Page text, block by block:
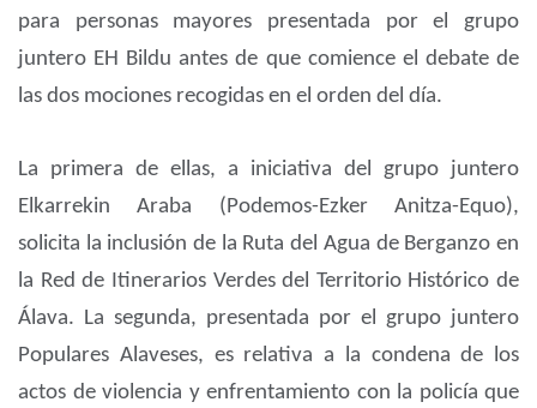
para personas mayores presentada por el grupo
juntero EH Bildu antes de que comience el debate de
las dos mociones recogidas en el orden del día.
La primera de ellas, a iniciativa del grupo juntero
Elkarrekin Araba (Podemos-Ezker Anitza-Equo),
solicita la inclusión de la Ruta del Agua de Berganzo en
la Red de Itinerarios Verdes del Territorio Histórico de
Álava. La segunda, presentada por el grupo juntero
Populares Alaveses, es relativa a la condena de los
actos de violencia y enfrentamiento con la policía que